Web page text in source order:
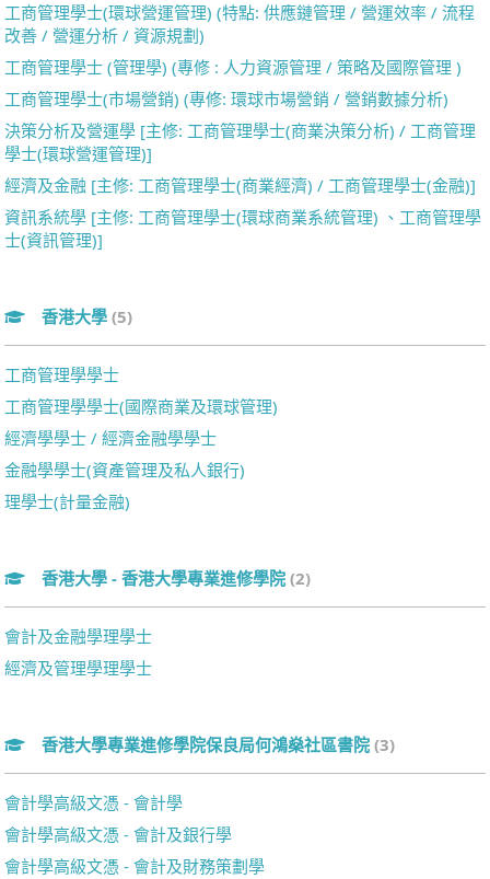
工商管理學士(環球營運管理) (特點: 供應鏈管理 / 營運效率 / 流程
改善 / 營運分析 / 資源規劃)
工商管理學士 (管理學) (專修 : 人力資源管理 / 策略及國際管理 )
工商管理學士(市場營銷) (專修: 環球市場營銷 / 營銷數據分析)
決策分析及營運學 [主修: 工商管理學士(商業決策分析) / 工商管理
學士(環球營運管理)]
經濟及金融 [主修: 工商管理學士(商業經濟) / 工商管理學士(金融)]
資訊系統學 [主修: 工商管理學士(環球商業系統管理) 、工商管理學
士(資訊管理)]
香港大學 (5)
工商管理學學士
工商管理學學士(國際商業及環球管理)
經濟學學士 / 經濟金融學學士
金融學學士(資產管理及私人銀行)
理學士(計量金融)
香港大學 - 香港大學專業進修學院 (2)
會計及金融學理學士
經濟及管理學理學士
香港大學專業進修學院保良局何鴻燊社區書院 (3)
會計學高級文憑 - 會計學
會計學高級文憑 - 會計及銀行學
會計學高級文憑 - 會計及財務策劃學